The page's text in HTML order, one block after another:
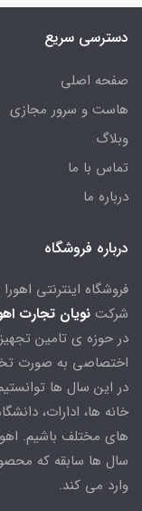
دسترسی سریع
صفحه اصلی
هاست و سرور مجازی
وبلاگ
تماس با ما
درباره ما
درباره فروشگاه
فروشگاه اینترنتی
شرکت نویان تجارت
در حوزه ی تامین
اختصاصی به صورت
در این سال ها
خانه ها، ادارات،
های مختلف باشیم.
سال ها سابقه که
وارد می کند.